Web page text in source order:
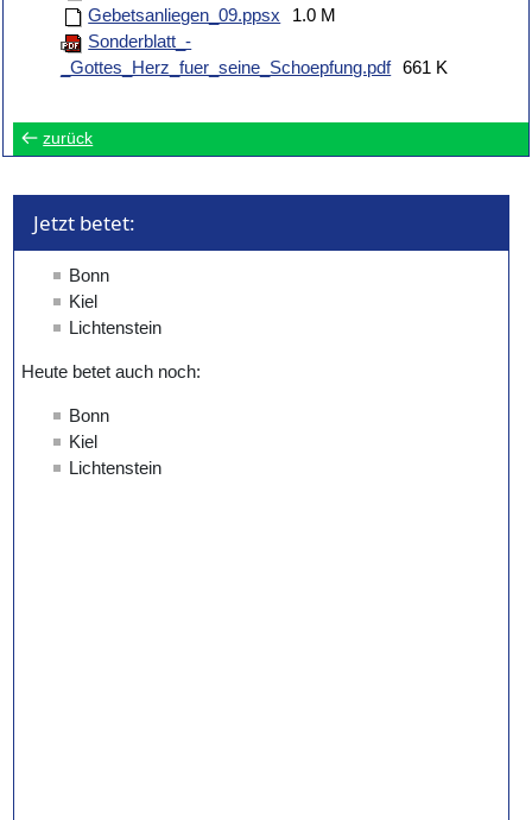
Gebetsanliegen_09.ppsx
1.0 M
Sonderblatt_-
_Gottes_Herz_fuer_seine_Schoepfung.pdf 661 K
zurück
Jetzt betet: